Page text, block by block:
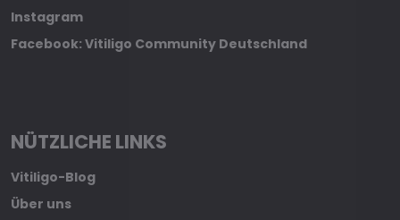
Instagram
Facebook: Vitiligo Community Deutschland
NÜTZLICHE LINKS
Vitiligo-Blog
Über uns